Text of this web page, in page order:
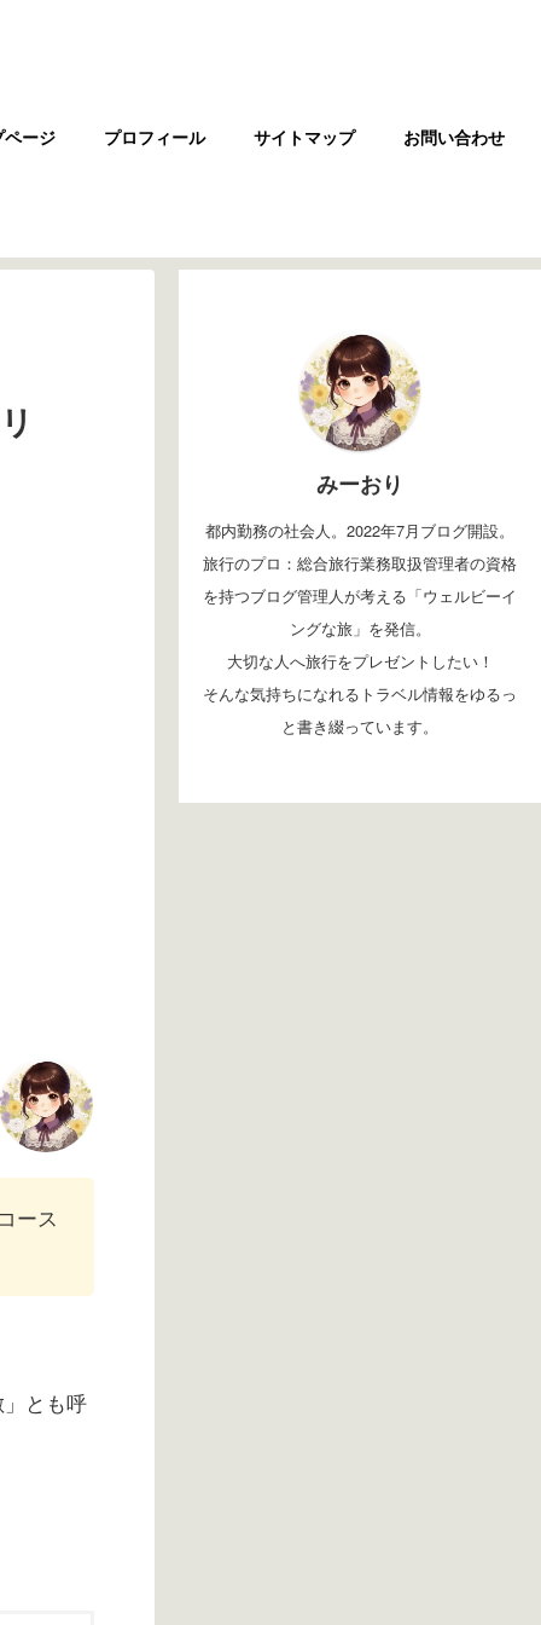
ージ プロフィール サイトマップ お問い合わせ
ース
とも呼
みーおり
都内勤務の社会人。2022年7月ブログ開設。
旅行のプロ：総合旅行業務取扱管理者の資格
を持つブログ管理人が考える「ウェルビーイ
ングな旅」を発信。
大切な人へ旅行をプレゼントしたい！
そんな気持ちになれるトラベル情報をゆるっ
と書き綴っています。